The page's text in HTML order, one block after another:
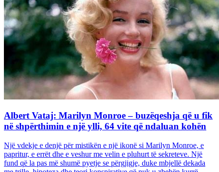
Albert Vataj: Marilyn Monroe – buzëqeshja që u fik
në shpërthimin e një ylli, 64 vite që ndaluan kohën
Një vdekje e denjë për mistikën e një ikonë si Marilyn Monroe, e
papritur, e errët dhe e veshur me velin e pluhurt të sekreteve. Një
fund që la pas më shumë pyetje se përgjigje, duke mbjellë dekada